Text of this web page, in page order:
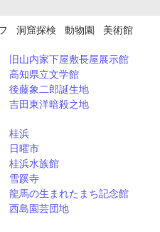
洞窟探検 動物園 美術館
旧山内家下屋敷長屋展示館
高知県立文学館
後藤象二郎誕生地
吉田東洋暗殺之地
桂浜
日曜市
桂浜水族館
雪蹊寺
龍馬の生まれたまち記念館
西島園芸団地